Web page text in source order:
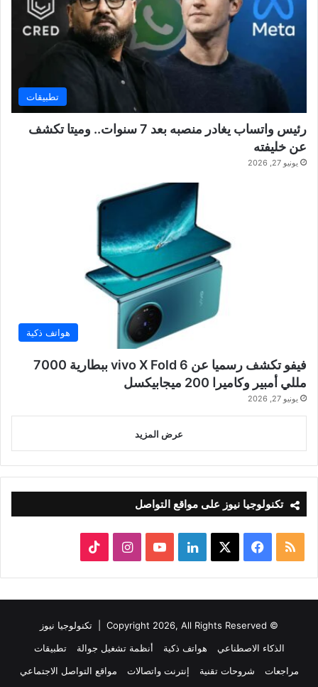
تطبيقات
رئيس واتساب يغادر منصبه بعد 7 سنوات.. وميتا تكشف
عن خليفته
يونيو 27, 2026
هواتف ذكية
فيفو تكشف رسميا عن vivo X Fold 6 ببطارية 7000
مللي أمبير وكاميرا 200 ميجابيكسل
يونيو 27, 2026
عرض المزيد
تكنولوجيا نيوز على مواقع التواصل
ملخص
الموقع
RSS
فيسبوك لينكدإن‫YouTubeانستقرام
© Copyright 2026, All Rights Reserved |
تكنولوجيا نيوز
الذكاء الاصطناعي
هواتف ذكية أنظمة تشغيل جوالة
تطبيقات
مراجعات
شروحات تقنية إنترنت واتصالات مواقع التواصل الاجتماعي